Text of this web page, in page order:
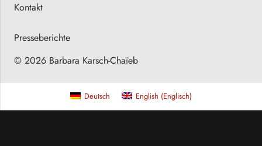
Kontakt
Presseberichte
© 2026 Barbara Karsch-Chaïeb
Deutsch English (Englisch)